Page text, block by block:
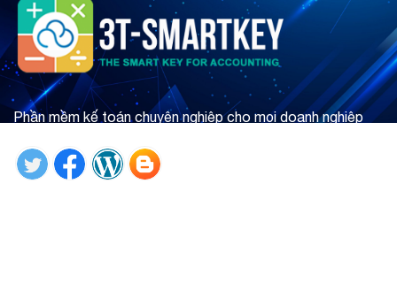
Phần mềm kế toán chuyên nghiệp cho mọi doanh nghiệp